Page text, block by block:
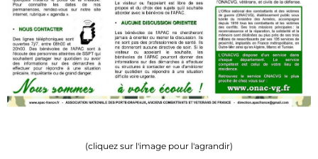
(cliquez sur l'image pour l'agrandir)